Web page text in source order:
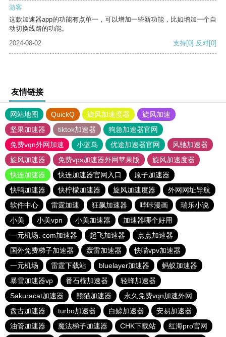
游客
这款加速器app的功能有点单一，可以增加一些新功能，比如增加一个自
动切换线路的功能。
2024-08-02
支持[0] 反对[0]
友情链接
网站地图 QuickQ 旋风加速度器
旋风加速
坚果加速器
tiktok加速器
狗急加速器官网
免费vqn外网加速
小蓝鸟 优途加速器官网
风驰加速器
旋风加速器
免费vps加速器外网苹果版
旋风加速度器
快连加速器
快连加速器官网入口
原子加速器
快鸭加速器
快柠檬加速器 旋风加速度器
外网网址导航
软件中心
雷霆加速 狂飙加速器 哔咔漫画
瑞乐小说
小美
小美vpn 小美加速器
加速器哪个好用
一元机场. com加速器
起飞加速器
点点加速器
国外免费梯子加速器
轰雷加速器
快喵vpv加速器
一元机场
雷霆下载站 bluelayer加速器
蚂蚁加速器
暴雪加速器vp
番石榴加速器
轻蜂加速器
Sakuracat加速器
熊猫加速器
永久免费vqn加速外网
盘古加速器
turbo加速器 白鲸加速器
安易加速器
油管加速器
魔法梯子加速器 CHK下载站 红海pro官网